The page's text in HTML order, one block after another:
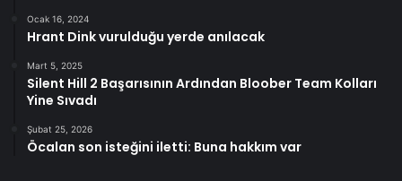
Ocak 16, 2024
Hrant Dink vurulduğu yerde anılacak
Mart 5, 2025
Silent Hill 2 Başarısının Ardından Bloober Team Kolları
Yine Sıvadı
Şubat 25, 2026
Öcalan son isteğini iletti: Buna hakkım var